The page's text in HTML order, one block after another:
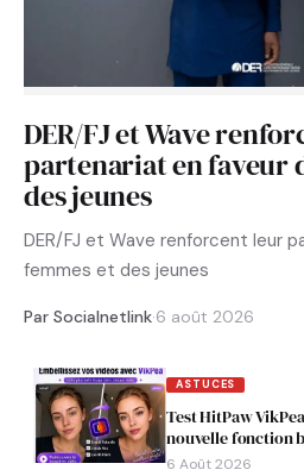
DER/FJ et Wave
partenariat en faveur
des jeunes
DER/FJ et Wave renforcent leur
femmes et des jeunes
Par Socialnetlink·6 août 2026
ASTUCES
Test HitPaw
nouvelle fonction
6 Août 2026